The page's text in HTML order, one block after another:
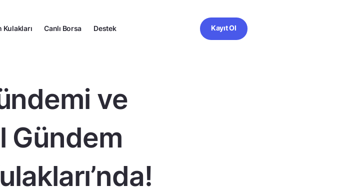
Kulakları Canlı Borsa Destek Kayıt Ol
ve
Gündem